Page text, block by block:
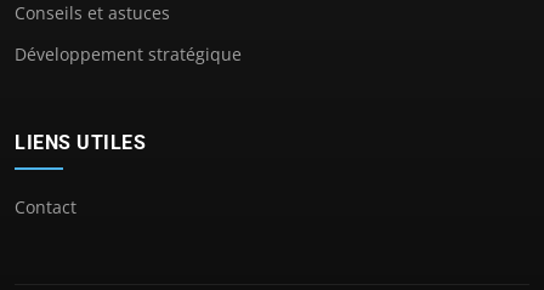
Conseils et astuces
Développement stratégique
LIENS UTILES
Contact